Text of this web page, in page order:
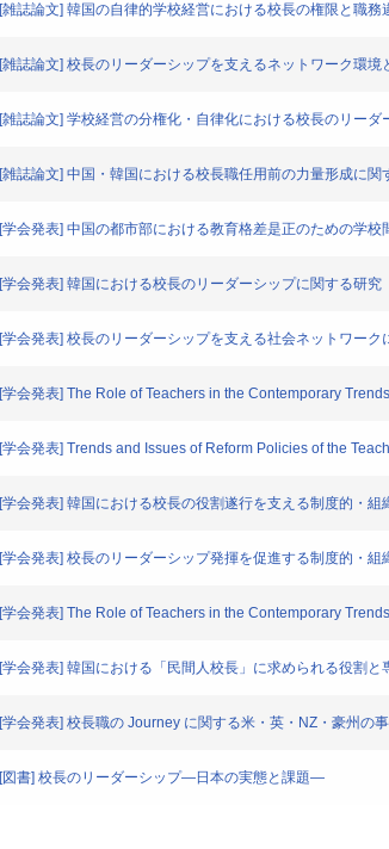
[雑誌論文] 韓国の自律的学校経営における校長の権限と職
[雑誌論文] 校長のリーダーシップを支えるネットワーク環
[雑誌論文] 学校経営の分権化・自律化における校長のリー
[雑誌論文] 中国・韓国における校長職任用前の力量形成に
[学会発表] 中国の都市部における教育格差是正のための学
[学会発表] 韓国における校長のリーダーシップに関する研究
[学会発表] 校長のリーダーシップを支える社会ネットワー
[学会発表] The Role of Teachers in the Contemporary
[学会発表] Trends and Issues of Reform Policies of the
[学会発表] 韓国における校長の役割遂行を支える制度的・組
[学会発表] 校長のリーダーシップ発揮を促進する制度的・
[学会発表] The Role of Teachers in the Contemporary
[学会発表] 韓国における「民間人校長」に求められる役割
[学会発表] 校長職の Journey に関する米・英・NZ・豪州
[図書] 校長のリーダーシップ―日本の実態と課題―